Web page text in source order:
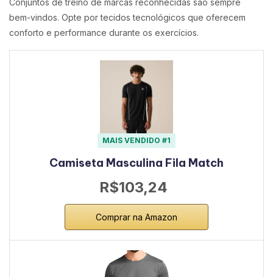
bem-vindos. Opte por tecidos tecnológicos que oferecem
conforto e performance durante os exercícios.
MAIS VENDIDO #1
Camiseta Masculina Fila Match
R$103,24
Comprar na Amazon